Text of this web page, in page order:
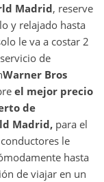
Madrid, reserve
y relajado hasta
le va a costar 2
de
Warner Bros
el mejor precio
de
Madrid, para el
le
hasta
de viajar en un